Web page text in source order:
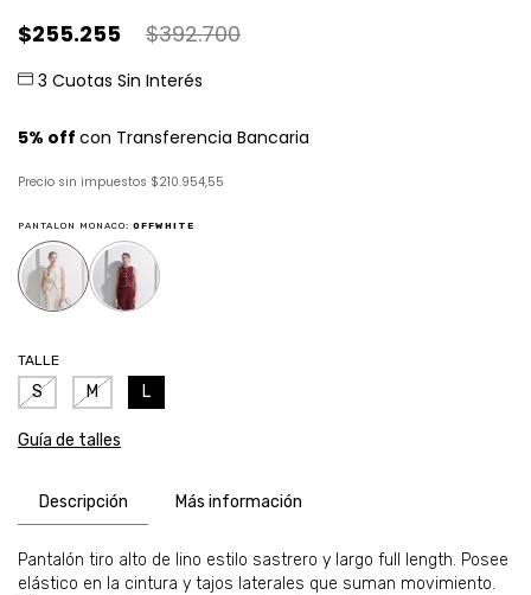
$255.255 $392.700
Precio sin impuestos $210.954,55
PANTALON MONACO: OFFWHITE
TALLE
S M L
Guía de talles
Descripción Más información
Pantalón tiro alto de lino estilo sastrero y largo full length. Posee
elástico en la cintura y tajos laterales que suman movimiento.